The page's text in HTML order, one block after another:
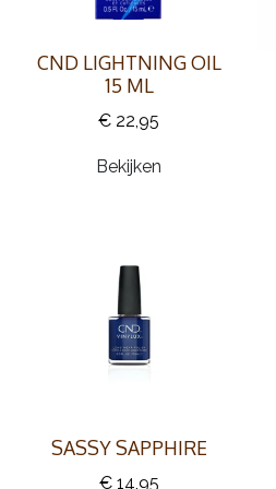
CND LIGHTNING OIL
15 ML
€ 22,95
Bekijken
SASSY SAPPHIRE
€ 14,95